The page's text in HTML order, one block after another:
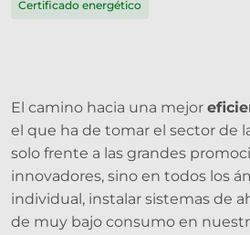
Certificado energético
El camino hacia una mejor
el que ha de tomar el sector de
solo frente a las grandes
innovadores, sino en todos los
individual, instalar sistemas de
de muy bajo consumo en